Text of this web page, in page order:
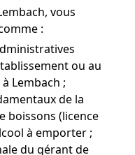
vous
:
ou au
Lembach ;
de la
boissons (licence
à emporter ;
du gérant de